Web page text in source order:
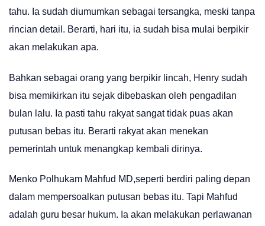
tahu. Ia sudah diumumkan sebagai tersangka, meski tanpa
rincian detail. Berarti, hari itu, ia sudah bisa mulai berpikir
akan melakukan apa.
Bahkan sebagai orang yang berpikir lincah, Henry sudah
bisa memikirkan itu sejak dibebaskan oleh pengadilan
bulan lalu. Ia pasti tahu rakyat sangat tidak puas akan
putusan bebas itu. Berarti rakyat akan menekan
pemerintah untuk menangkap kembali dirinya.
Menko Polhukam Mahfud MD,seperti berdiri paling depan
dalam mempersoalkan putusan bebas itu. Tapi Mahfud
adalah guru besar hukum. Ia akan melakukan perlawanan